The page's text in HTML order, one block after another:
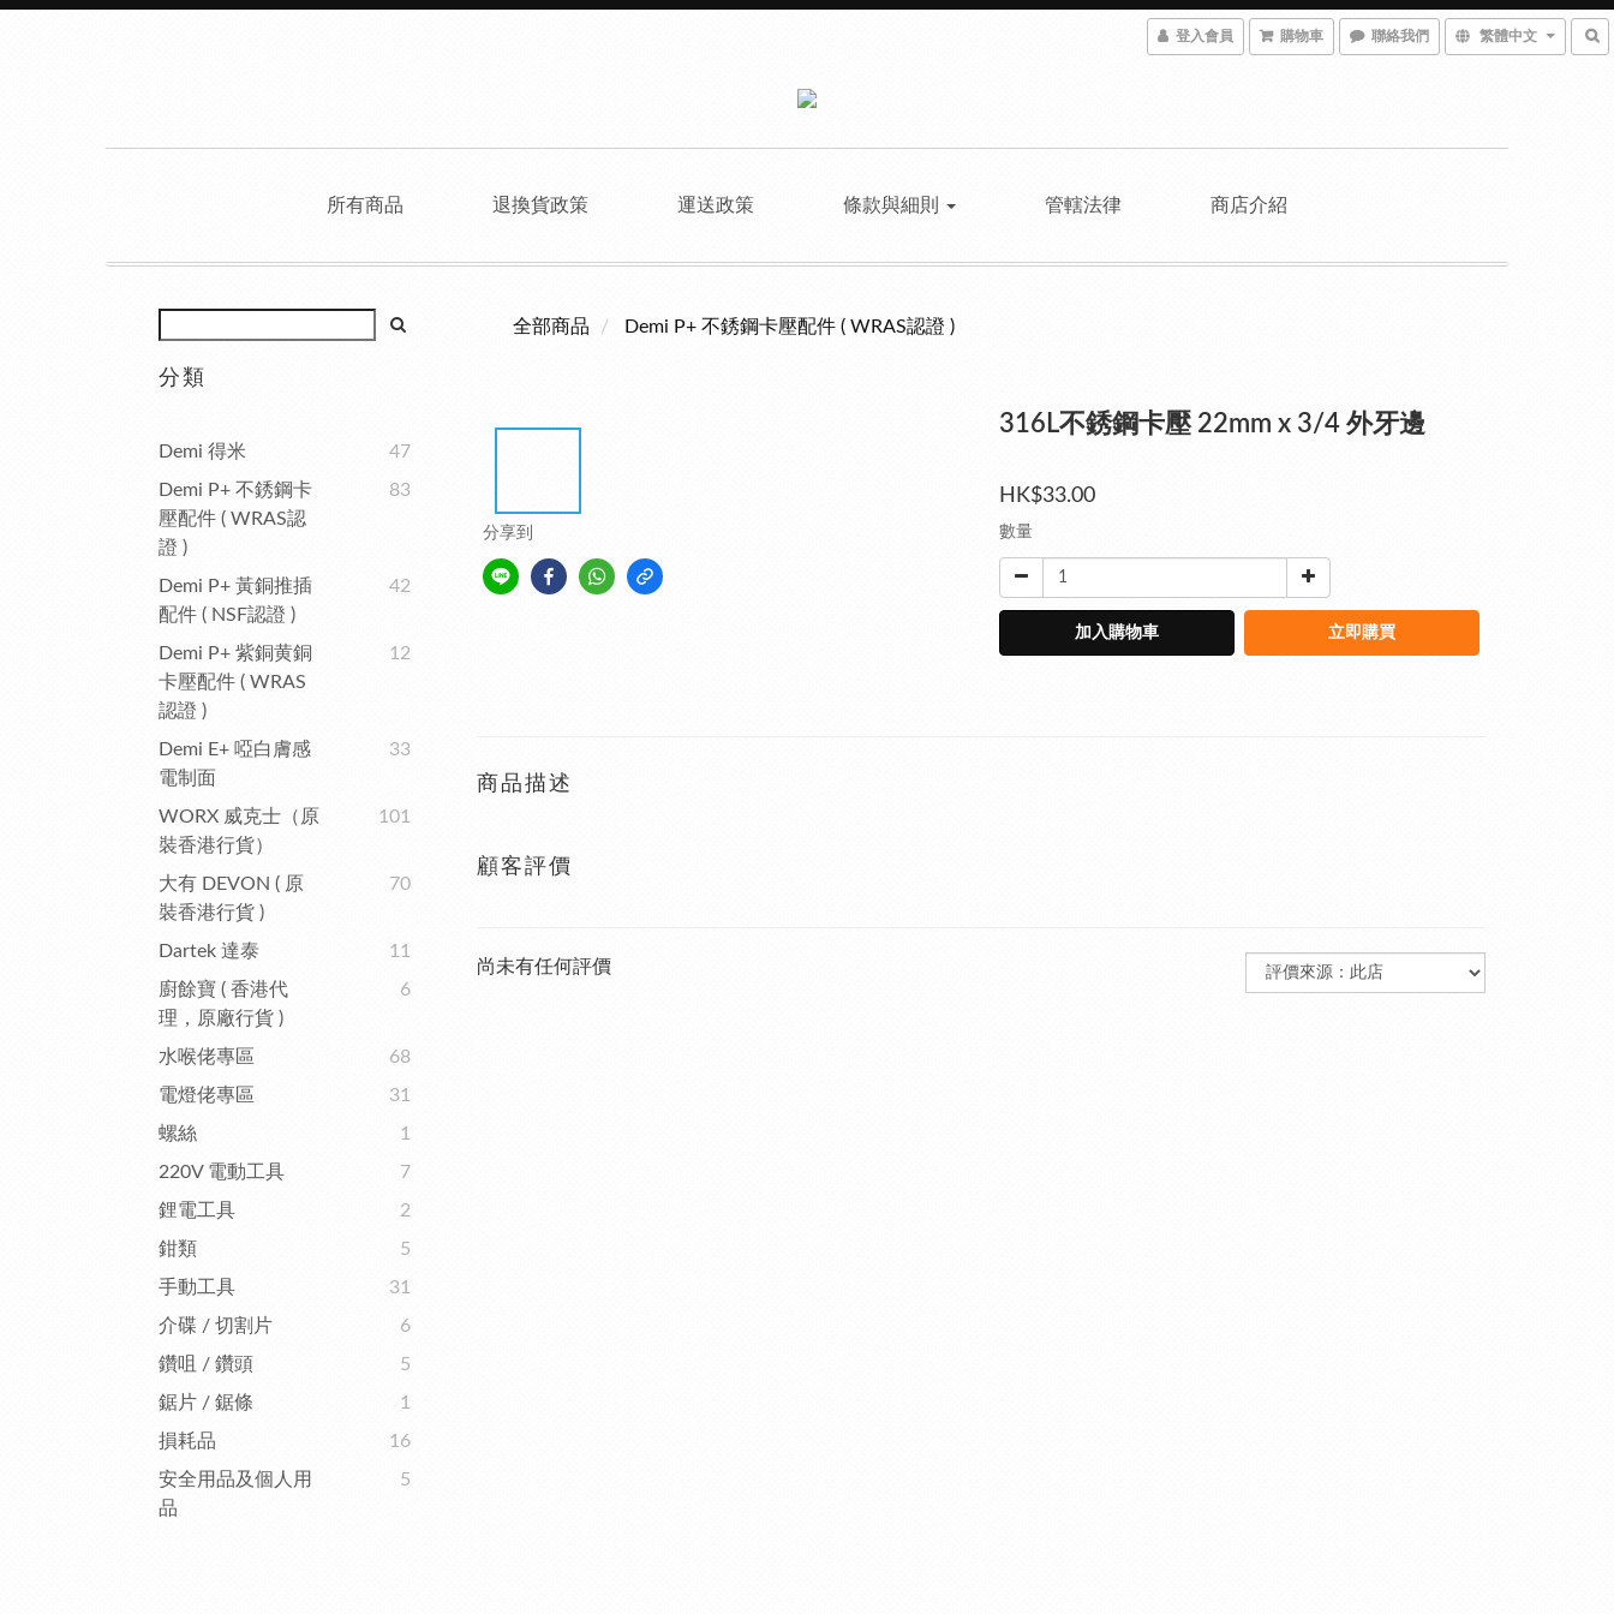
登入會員 購物車 聯絡我們 繁體中文
所有商品 退換貨政策 運送政策 條款與細則 管轄法律 商店介紹
分類
Demi 得米
47
Demi P+ 不銹鋼卡
壓配件 ( WRAS認
證 )
83
Demi P+ 黃銅推插
配件 ( NSF認證 )
42
Demi P+ 紫銅黄銅
卡壓配件 ( WRAS
認證 )
12
Demi E+ 啞白膚感
電制面
33
WORX 威克士（原
裝香港行貨）
101
大有 DEVON ( 原
裝香港行貨 )
70
Dartek 達泰
11
廚餘寶 ( 香港代
理，原廠行貨 )
6
水喉佬專區
68
電燈佬專區
31
螺絲
1
220V 電動工具
7
鋰電工具
2
鉗類
5
手動工具
31
介碟 / 切割片
6
鑽咀 / 鑽頭
5
鋸片 / 鋸條
1
損耗品
16
安全用品及個人用
品
5
全部商品 Demi P+ 不銹鋼卡壓配件 ( WRAS認證 )
分享到
316L不銹鋼卡壓 22mm x 3/4 外牙邊
HK$33.00
數量
加入購物車 立即購買
商品描述
顧客評價
尚未有任何評價